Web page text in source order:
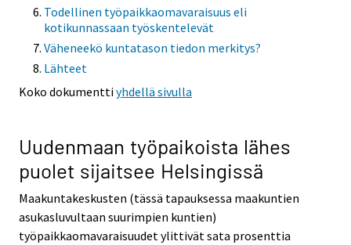
Todellinen työpaikkaomavaraisuus eli
kotikunnassaan työskentelevät
Väheneekö kuntatason tiedon merkitys?
Lähteet
Koko dokumenttiyhdellä sivulla
Uudenmaan työpaikoista lähes
puolet sijaitsee Helsingissä
Maakuntakeskusten (tässä tapauksessa maakuntien
asukasluvultaan suurimpien kuntien)
työpaikkaomavaraisuudet ylittivät sata prosenttia